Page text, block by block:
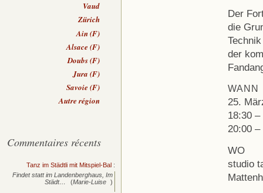
Der
die
der
WANN
25.
18:30
20:00
WO
studio
Vaud
Zürich
Ain (F)
Alsace (F)
Doubs (F)
Jura (F)
Savoie (F)
Autre région
Commentaires récents
Tanz im Städtli mit Mitspiel-Bal :
Findet statt im Landenberghaus, Im
Städt…
(Marie-Luise )